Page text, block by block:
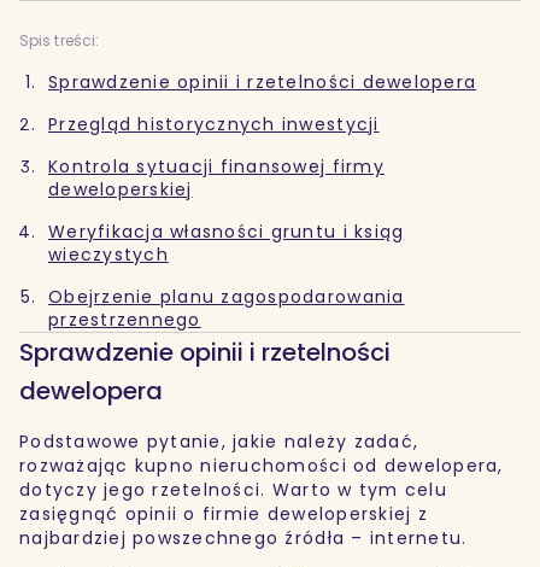
Spis treści:
Sprawdzenie opinii i rzetelności dewelopera
Przegląd historycznych inwestycji
Kontrola sytuacji finansowej firmy
deweloperskiej
Weryfikacja własności gruntu i ksiąg
wieczystych
Obejrzenie planu zagospodarowania
przestrzennego
Sprawdzenie opinii i rzetelności
dewelopera
Podstawowe pytanie, jakie należy zadać,
rozważając kupno nieruchomości od dewelopera,
dotyczy jego rzetelności. Warto w tym celu
zasięgnąć opinii o firmie deweloperskiej z
najbardziej powszechnego źródła – internetu.